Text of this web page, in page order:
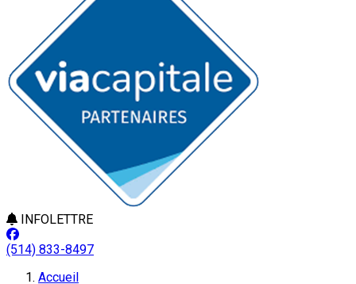
INFOLETTRE
(514) 833-8497
Accueil